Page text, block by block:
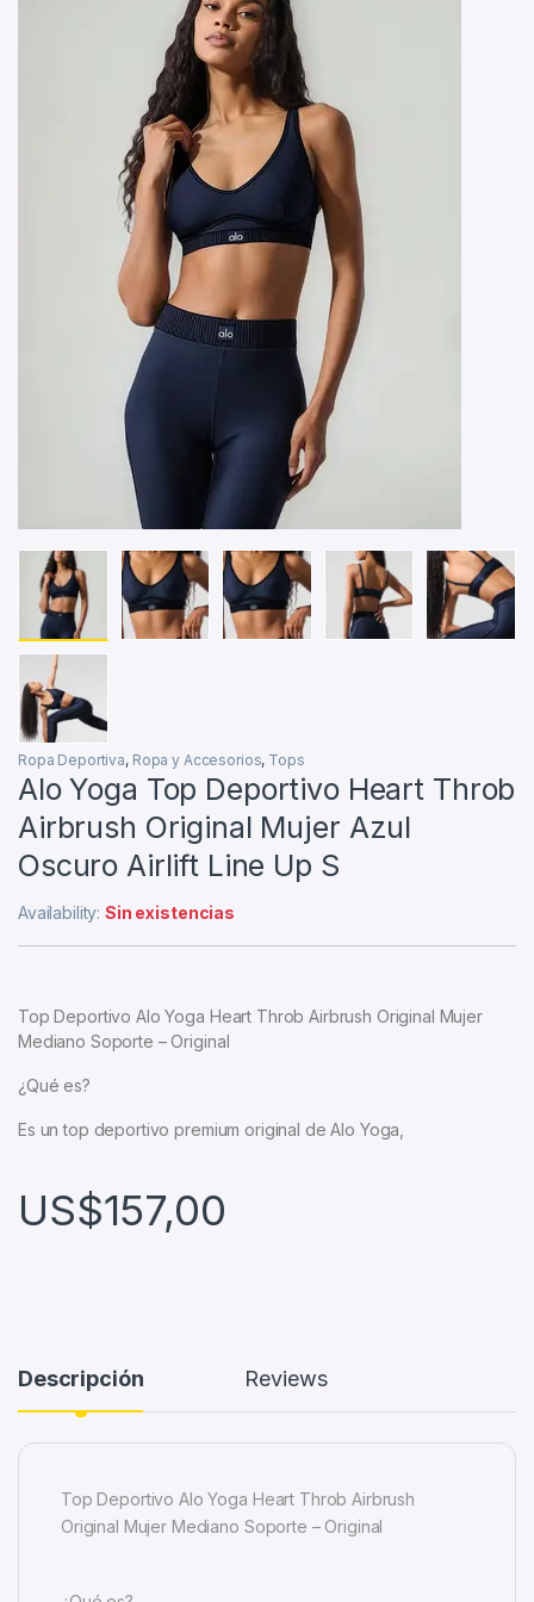
Ropa Deportiva, Ropa y Accesorios, Tops
Alo Yoga Top Deportivo Heart Throb
Airbrush Original Mujer Azul
Oscuro Airlift Line Up S
Availability:Sin existencias
Top Deportivo Alo Yoga Heart Throb Airbrush Original Mujer
Mediano Soporte – Original
¿Qué es?
Es un top deportivo premium original de Alo Yoga,
US$157,00
Descripción Reviews
Top Deportivo Alo Yoga Heart Throb Airbrush
Original Mujer Mediano Soporte – Original